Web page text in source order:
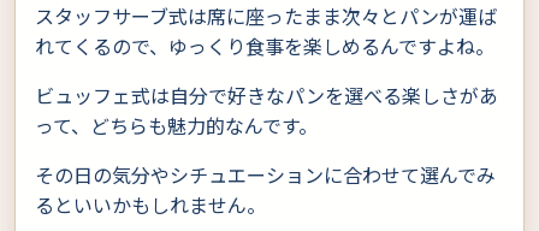
スタッフサーブ式は席に座ったまま次々とパンが運ば
れてくるので、ゆっくり食事を楽しめるんですよね。
ビュッフェ式は自分で好きなパンを選べる楽しさがあ
って、どちらも魅力的なんです。
その日の気分やシチュエーションに合わせて選んでみ
るといいかもしれません。